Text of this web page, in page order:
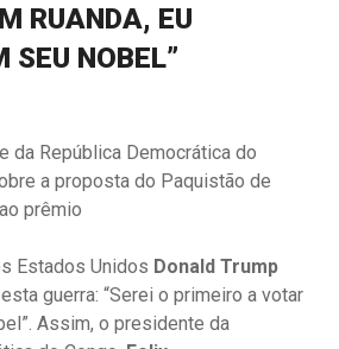
RUANDA, EU
SEU NOBEL”
da República Democrática do
a proposta do Paquistão de
prêmio
Estados Unidos Donald Trump
guerra: “Serei o primeiro a votar
Assim, o presidente da